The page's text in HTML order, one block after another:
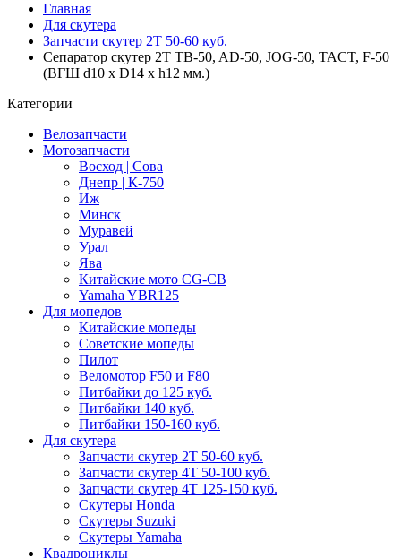
Главная
Для скутера
Запчасти скутер 2Т 50-60 куб.
Сепаратор скутер 2Т TB-50, AD-50, JOG-50, TACT, F-50
(ВГШ d10 x D14 x h12 мм.)
Категории
Велозапчасти
Мотозапчасти
Восход | Сова
Днепр | К-750
Иж
Минск
Муравей
Урал
Ява
Китайские мото CG-CB
Yamaha YBR125
Для мопедов
Китайские мопеды
Советские мопеды
Пилот
Веломотор F50 и F80
Питбайки до 125 куб.
Питбайки 140 куб.
Питбайки 150-160 куб.
Для скутера
Запчасти скутер 2Т 50-60 куб.
Запчасти скутер 4Т 50-100 куб.
Запчасти скутер 4Т 125-150 куб.
Скутеры Honda
Скутеры Suzuki
Скутеры Yamaha
Квадроциклы